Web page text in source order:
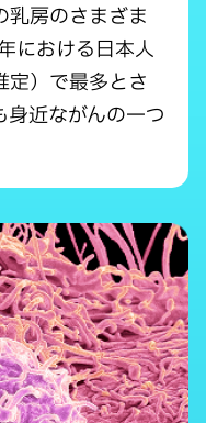
乳房のさまざま
における日本人
定）で最多とさ
近ながんの一つ